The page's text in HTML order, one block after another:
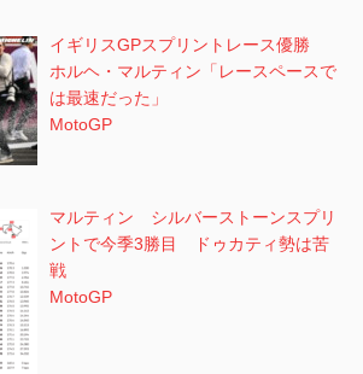
イギリスGPスプリントレース優勝
ホルヘ・マルティン「レースペースで
は最速だった」
MotoGP
マルティン シルバーストーンスプリ
ントで今季3勝目 ドゥカティ勢は苦
戦
MotoGP